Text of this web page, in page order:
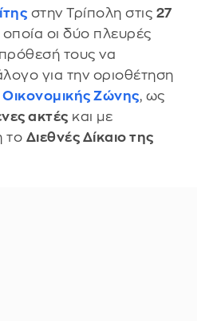
στην Τρίπολη στις 27
οποία οι δύο πλευρές
τους να
για την οριοθέτηση
Οικονομικής Ζώνης, ως
ακτές και με
το Διεθνές Δίκαιο της